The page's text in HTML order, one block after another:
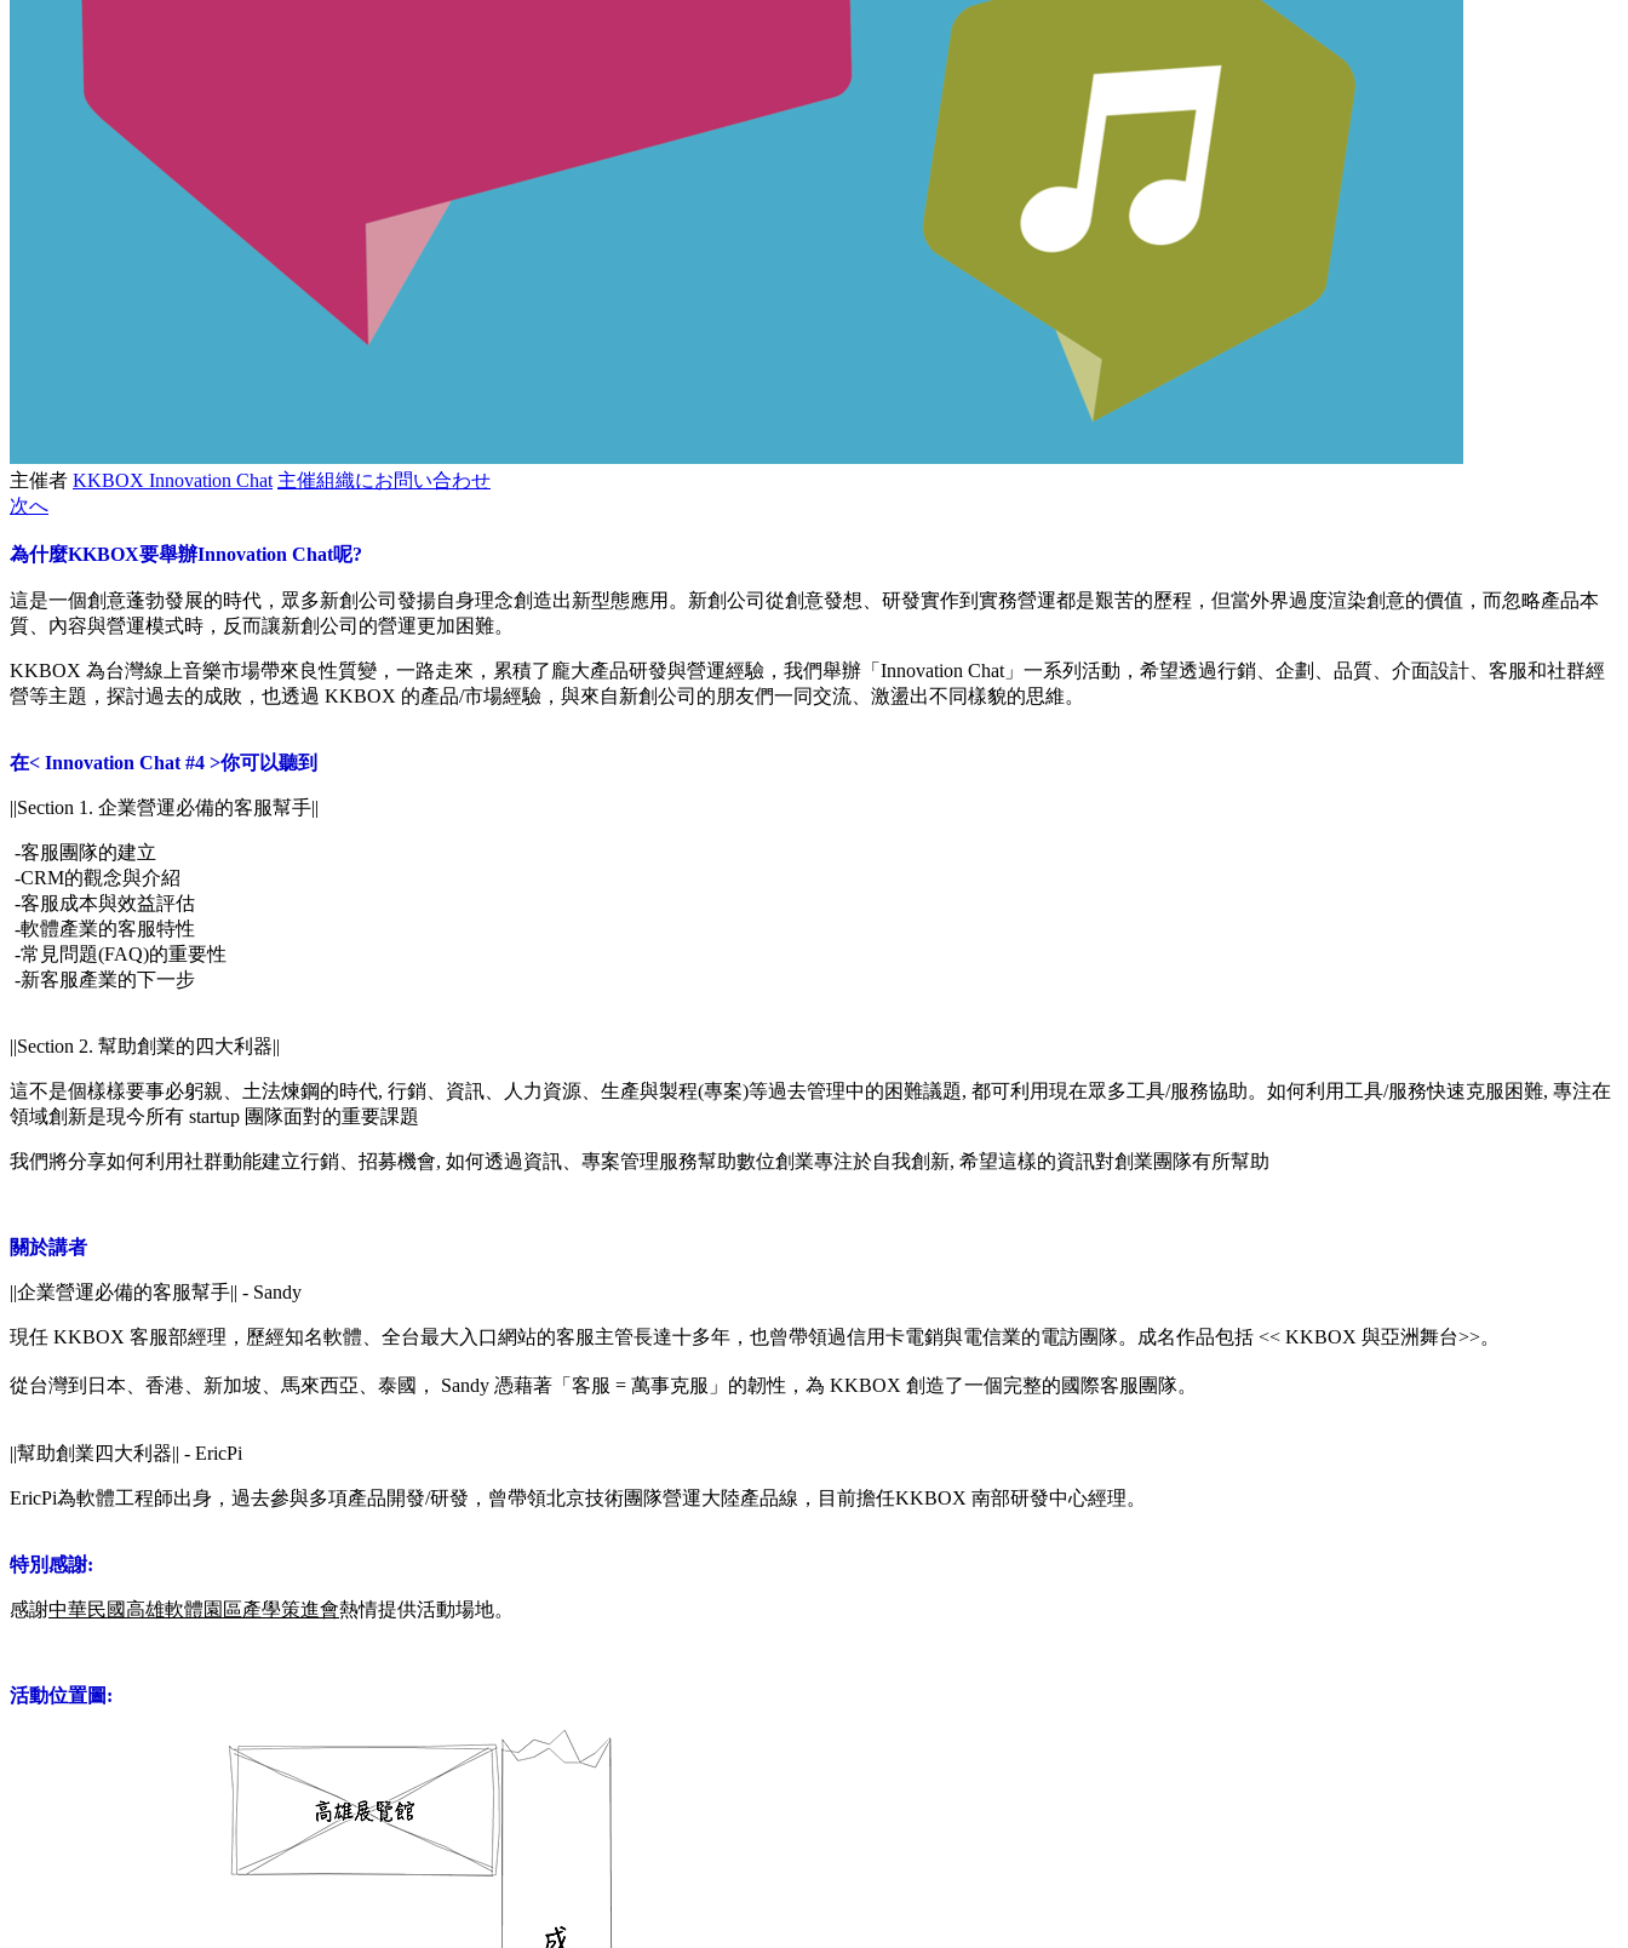
主催者 KKBOX Innovation Chat 主催組織にお問い合わせ
次へ
為什麼KKBOX要舉辦Innovation Chat呢?
這是一個創意蓬勃發展的時代，眾多新創公司發揚自身理念創造出新型態應用。新創公司從創意發想、研發實作到實務營運都是艱苦的歷程，但當外界過度渲染創意的價值，而忽略產品本
質、內容與營運模式時，反而讓新創公司的營運更加困難。
KKBOX 為台灣線上音樂市場帶來良性質變，一路走來，累積了龐大產品研發與營運經驗，我們舉辦「Innovation Chat」一系列活動，希望透過行銷、企劃、品質、介面設計、客服和社群經
營等主題，探討過去的成敗，也透過 KKBOX 的產品/市場經驗，與來自新創公司的朋友們一同交流、激盪出不同樣貌的思維。
在< Innovation Chat #4 >你可以聽到
||Section 1. 企業營運必備的客服幫手||
-客服團隊的建立
-CRM的觀念與介紹
-客服成本與效益評估
-軟體產業的客服特性
-常見問題(FAQ)的重要性
-新客服產業的下一步
||Section 2. 幫助創業的 四大利器||
這不是個樣樣要事必躬親、土法煉鋼的時代, 行銷、資訊、人力資源、生產與製程(專案)等過去管理中的困難議題, 都可利用現在眾多工具/服務協助。如何利用工具/服務快速克服困難, 專注在
領域創新是現今所有 startup 團隊面對的重要課題
我們將分享如何利用社群動能建立行銷、招募機會, 如何透過資訊、專案管理服務幫助數位創業專注於自我創新, 希望這樣的資訊對創業團隊有所幫助
關於講者
||企業營運必備的客服幫手|| - Sandy
現任 KKBOX 客服部經理，歷經知名軟體、全台最大入口網站的客服主管長達十多年，也曾帶領過信用卡電銷與電信業的電訪團隊。成名作品包括 << KKBOX 與亞洲舞台>>。
從台灣到日本、香港、新加坡、馬來西亞、泰國， Sandy 憑藉著「客服 = 萬事克服」的韌性，為 KKBOX 創造了一個完整的國際客服團隊。
||幫助創業四大利器|| - EricPi
EricPi為軟體工程師出身，過去參與多項產品開發/研發，曾帶領北京技術團隊營運大陸產品線，目前擔任KKBOX 南部研發中心經理。
特別感謝:
感謝中華民國高雄軟體園區產學策進會熱情提供活動場地。
活動位置圖: